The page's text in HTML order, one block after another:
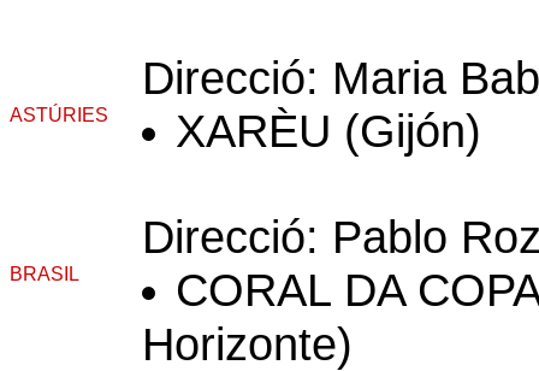
Direcció: Maria
ASTÚRIES XARÈU (Gijón)
Direcció: Pablo
BRASIL CORAL DA
Horizonte)